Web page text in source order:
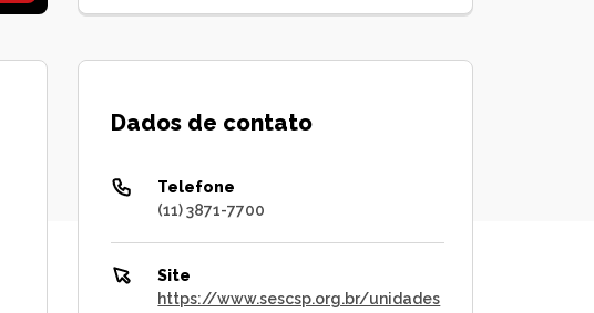
Dados de contato
Telefone
(11) 3871-7700
Site
https://www.sescsp.org.br/unidades